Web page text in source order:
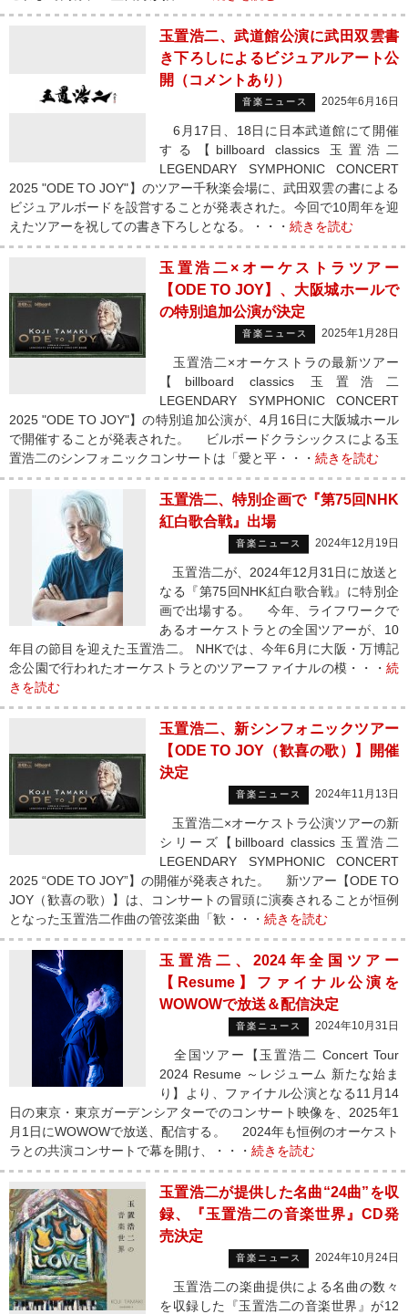
玉置浩二、武道館公演に武田双雲書
き下ろしによるビジュアルアート公
開（コメントあり）
音楽ニュース 2025年6月16日
6月17日、18日に日本武道館にて開催
する【billboard classics 玉置浩二
LEGENDARY SYMPHONIC CONCERT
2025 "ODE TO JOY"】のツアー千秋楽会場に、武田双雲の書による
ビジュアルボードを設営することが発表された。今回で10周年を迎
えたツアーを祝しての書き下ろしとなる。・・・ 続きを読む
玉置浩二×オーケストラツアー
【ODE TO JOY】、大阪城ホールで
の特別追加公演が決定
音楽ニュース 2025年1月28日
玉置浩二×オーケストラの最新ツアー
【billboard classics 玉置浩二
LEGENDARY SYMPHONIC CONCERT
2025 "ODE TO JOY"】の特別追加公演が、4月16日に大阪城ホール
で開催することが発表された。 ビルボードクラシックスによる玉
置浩二のシンフォニックコンサートは「愛と平・・・ 続きを読む
玉置浩二、特別企画で『第75回NHK
紅白歌合戦』出場
音楽ニュース 2024年12月19日
玉置浩二が、2024年12月31日に放送と
なる『第75回NHK紅白歌合戦』に特別企
画で出場する。 今年、ライフワークで
あるオーケストラとの全国ツアーが、10
年目の節目を迎えた玉置浩二。 NHKでは、今年6月に大阪・万博記
念公園で行われたオーケストラとのツアーファイナルの模・・・ 続
きを読む
玉置浩二、新シンフォニックツアー
【ODE TO JOY（歓喜の歌）】開催
決定
音楽ニュース 2024年11月13日
玉置浩二×オーケストラ公演ツアーの新
シリーズ【billboard classics 玉置浩二
LEGENDARY SYMPHONIC CONCERT
2025 “ODE TO JOY”】の開催が発表された。 新ツアー【ODE TO
JOY（歓喜の歌）】は、コンサートの冒頭に演奏されることが恒例
となった玉置浩二作曲の管弦楽曲「歓・・・ 続きを読む
玉置浩二、2024年全国ツアー
【Resume】ファイナル公演を
WOWOWで放送＆配信決定
音楽ニュース 2024年10月31日
全国ツアー【玉置浩二 Concert Tour
2024 Resume ～レジューム 新たな始ま
り】より、ファイナル公演となる11月14
日の東京・東京ガーデンシアターでのコンサート映像を、2025年1
月1日にWOWOWで放送、配信する。 2024年も恒例のオーケスト
ラとの共演コンサートで幕を開け、・・・ 続きを読む
玉置浩二が提供した名曲“24曲”を収
録、『玉置浩二の音楽世界』CD発
売決定
音楽ニュース 2024年10月24日
玉置浩二の楽曲提供による名曲の数々
を収録した『玉置浩二の音楽世界』が12